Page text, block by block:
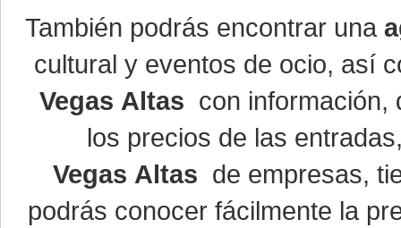
También podrás encontrar una
cultural y eventos de ocio, así
Vegas Altas con información,
los precios de las
Vegas Altas de empresas,
podrás conocer fácilmente la